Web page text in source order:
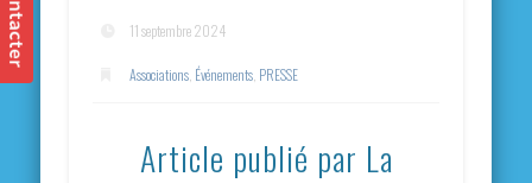
11 septembre 2024
Associations Événements PRESSE
Article publié par La